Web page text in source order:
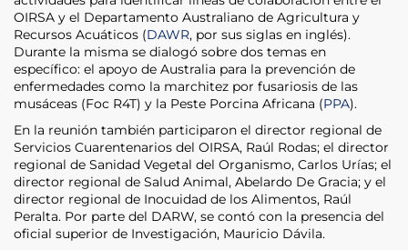
OIRSA y el Departamento Australiano de Agricultura y
Recursos Acuáticos (DAWR, por sus siglas en inglés).
Durante la misma se dialogó sobre dos temas en
específico: el apoyo de Australia para la prevención de
enfermedades como la marchitez por fusariosis de las
musáceas (Foc R4T) y la Peste Porcina Africana (PPA).
En la reunión también participaron el director regional de
Servicios Cuarentenarios del OIRSA, Raúl Rodas; el director
regional de Sanidad Vegetal del Organismo, Carlos Urías; el
director regional de Salud Animal, Abelardo De Gracia; y el
director regional de Inocuidad de los Alimentos, Raúl
Peralta. Por parte del DARW, se contó con la presencia del
oficial superior de Investigación, Mauricio Dávila.